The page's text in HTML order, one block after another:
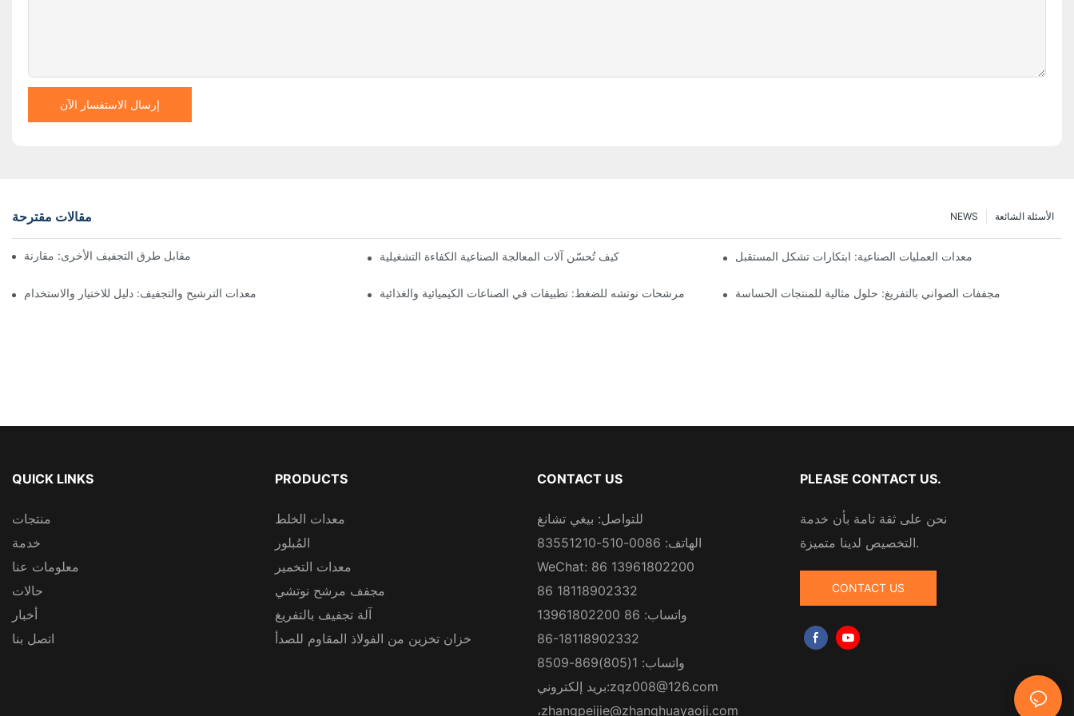
إرسال الاستفسار الآن
مقالات مقترحة الأسئلة الشائعة NEWS
مجففات نوتش المرشحة ذات المحرك مقابل طرق التجفيف الأخرى: مقارنة كيف تُحسّن آلات المعالجة الصناعية الكفاءة التشغيلية معدات العمليات الصناعية: ابتكارات تشكل المستقبل
معدات الترشيح والتجفيف: دليل للاختيار والاستخدام مرشحات نوتشه للضغط: تطبيقات في الصناعات الكيميائية والغذائية مجففات الصواني بالتفريغ: حلول مثالية للمنتجات الحساسة
QUICK LINKS
منتجات
خدمة
معلومات عنا
حالات
أخبار
اتصل بنا
PRODUCTS
معدات الخلط
المُبلور
معدات التخمير
مجفف مرشح نوتشي
آلة تجفيف بالتفريغ
خزان تخزين من الفولاذ المقاوم للصدأ
CONTACT US
للتواصل: بيغي تشانغ
الهاتف: 0086-510-83551210
WeChat: 86 13961802200
86 18118902332
واتساب: 86 13961802200
86-18118902332
واتساب: 1(805)869-8509
بريد إلكتروني:zqz008@126.com
،zhangpeijie@zhanghuayaoji.com
PLEASE CONTACT US.
نحن على ثقة تامة بأن خدمة
التخصيص لدينا متميزة.
CONTACT US